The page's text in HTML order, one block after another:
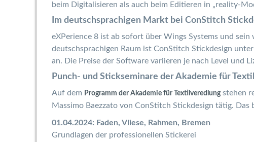
beim Digitalisieren als auch beim Editieren in „reality-
Im deutschsprachigen Markt bei ConStitch
eXPerience 8 ist ab sofort über Wings Systems und
deutschsprachigen Raum ist ConStitch Stickdesign
an. Die Preise der Software variieren je nach Level und
Punch- und Stickseminare der Akademie für
Auf dem Programm der Akademie für Textilveredlungstehen
Massimo Baezzato von ConStitch Stickdesign tätig.
01.04.2024: Faden, Vliese, Rahmen, Bremen
Grundlagen der professionellen Stickerei